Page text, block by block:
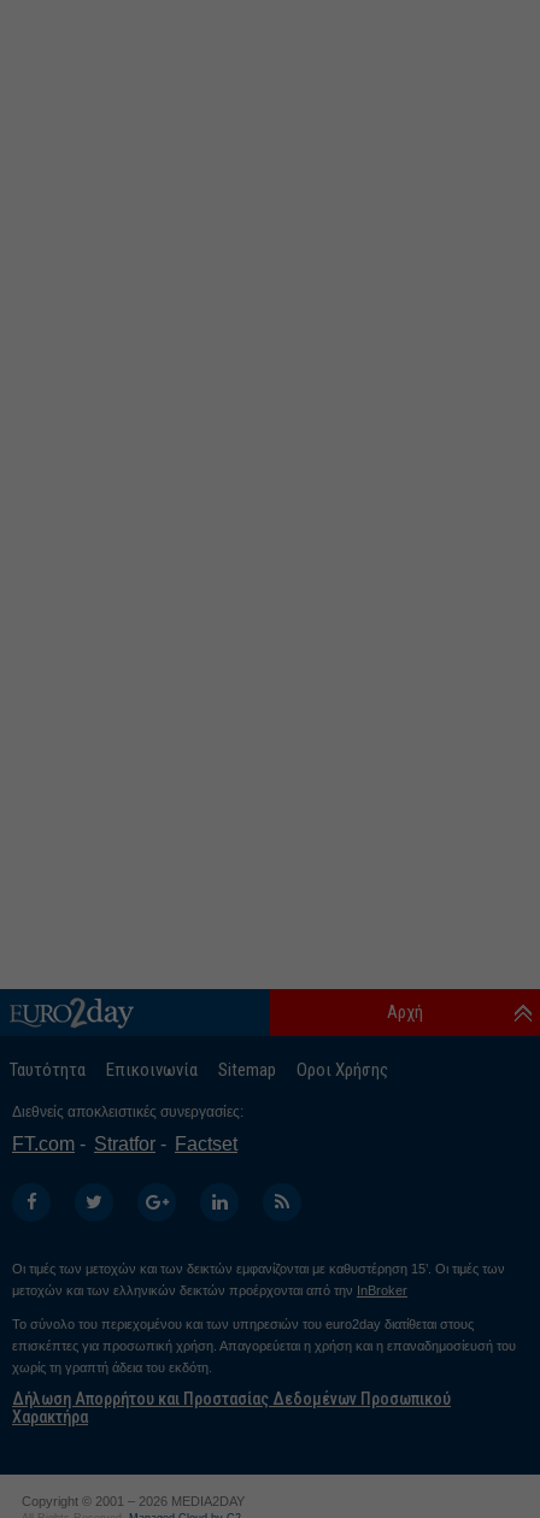
Ταυτότητα Επικοινωνία Sitemap Οροι Χρήσης
Αρχή
Διεθνείς αποκλειστικές συνεργασίες:
FT.com Stratfor Factset
Οι τιμές των μετοχών και των δεικτών εμφανίζονται με καθυστέρηση 15’. Οι τιμές των
μετοχών και των ελληνικών δεικτών προέρχονται από την InBroker
Το σύνολο του περιεχομένου και των υπηρεσιών του euro2day διατίθεται στους
επισκέπτες για προσωπική χρήση. Απαγορεύεται η χρήση και η επαναδημοσίευσή του
χωρίς τη γραπτή άδεια του εκδότη.
Δήλωση Απορρήτου και Προστασίας Δεδομένων Προσωπικού
Χαρακτήρα
Copyright © 2001 – 2026 MEDIA2DAY